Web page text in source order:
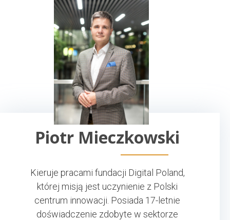
Piotr Mieczkowski
Kieruje pracami fundacji Digital Poland,
której misją jest uczynienie z Polski
centrum innowacji. Posiada 17-letnie
doświadczenie zdobyte w sektorze